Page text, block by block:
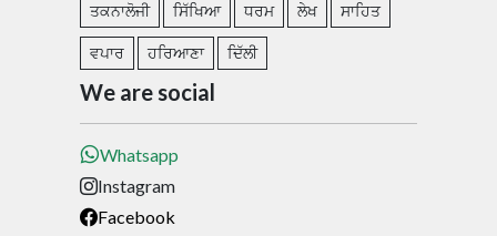
ਤਕਨਾਲੋਜੀ ਸਿੱਖਿਆ ਧਰਮ ਲੇਖ ਸਾਹਿਤ
ਵਪਾਰ ਹਰਿਆਣਾ ਦਿੱਲੀ
We are social
Whatsapp
Instagram
Facebook